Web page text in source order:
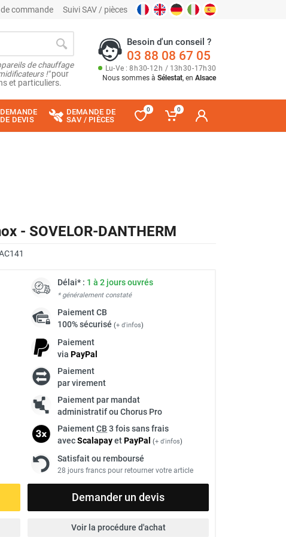
commande Suivi SAV / pièces
de chauffage
!"pour
et particuliers.
Besoin d'un conseil ?
03 88 08 67 05
Lu-Ve : 8h30-12h / 13h30-17h30
Nous sommes à Sélestat, en Alsace
DEMANDE
DE DEVIS
DEMANDE DE
SAV / PIÈCES
0 0
- SOVELOR-DANTHERM
Délai* : 1 à 2 jours ouvrés
* généralement constaté
PaiementCB
100% sécurisé (+ d'infos)
Paiement
via PayPal
Paiement
par virement
Paiement par mandat
administratif ou Chorus Pro
PaiementCB 3 fois sans frais
avecScalapayetPayPal (+ d'infos)
Satisfait ou remboursé
28 jours francs pour retourner votre article
Demander un devis
Voir la procédure d'achat